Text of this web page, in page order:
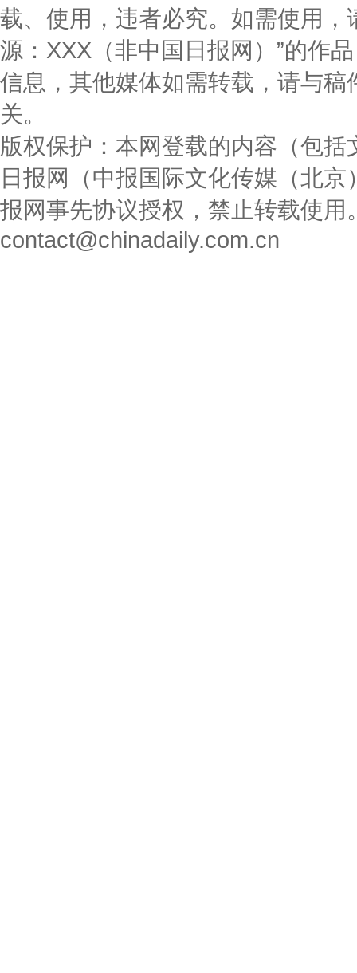
载、使用，违者必究。如需使用
源：XXX（非中国日报网）”的作
信息，其他媒体如需转载，请与
关。
版权保护：本网登载的内容（包
日报网（中报国际文化传媒（北
报网事先协议授权，禁止转载使
contact@chinadaily.com.cn